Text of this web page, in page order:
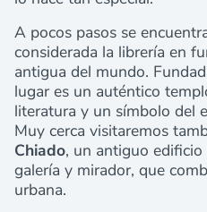
A pocos pasos se
considerada la librería en
antigua del mundo.
lugar es un auténtico
literatura y un símbolo del
Muy cerca visitaremos
Chiado, un antiguo
galería y mirador, que
urbana.